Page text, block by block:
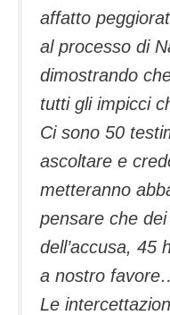
affatto
al processo di
dimostrando
tutti gli impicci
Ci sono 50
ascoltare e
metteranno
pensare che
dell’accusa, 45
a nostro
Le